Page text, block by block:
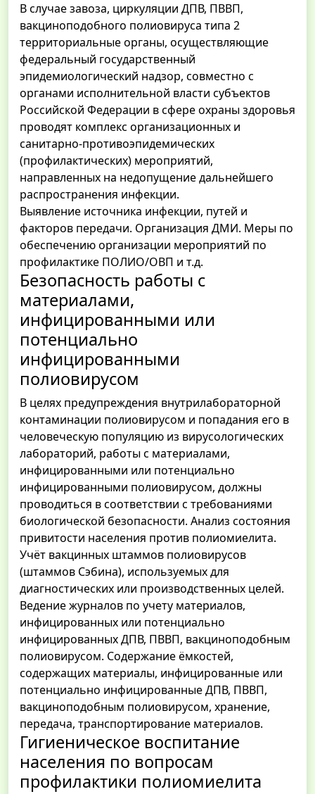
В случае завоза, циркуляции ДПВ, ПВВП,
вакциноподобного полиовируса типа 2
территориальные органы, осуществляющие
федеральный государственный
эпидемиологический надзор, совместно с
органами исполнительной власти субъектов
Российской Федерации в сфере охраны здоровья
проводят комплекс организационных и
санитарно-противоэпидемических
(профилактических) мероприятий,
направленных на недопущение дальнейшего
распространения инфекции.
Выявление источника инфекции, путей и
факторов передачи. Организация ДМИ. Меры по
обеспечению организации мероприятий по
профилактике ПОЛИО/ОВП и т.д.
Безопасность работы с
материалами,
инфицированными или
потенциально
инфицированными
полиовирусом
В целях предупреждения внутрилабораторной
контаминации полиовирусом и попадания его в
человеческую популяцию из вирусологических
лабораторий, работы с материалами,
инфицированными или потенциально
инфицированными полиовирусом, должны
проводиться в соответствии с требованиями
биологической безопасности. Анализ состояния
привитости населения против полиомиелита.
Учёт вакцинных штаммов полиовирусов
(штаммов Сэбина), используемых для
диагностических или производственных целей.
Ведение журналов по учету материалов,
инфицированных или потенциально
инфицированных ДПВ, ПВВП, вакциноподобным
полиовирусом. Содержание ёмкостей,
содержащих материалы, инфицированные или
потенциально инфицированные ДПВ, ПВВП,
вакциноподобным полиовирусом, хранение,
передача, транспортирование материалов.
Гигиеническое воспитание
населения по вопросам
профилактики полиомиелита